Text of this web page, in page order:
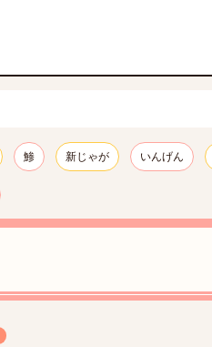
鯵 新じゃが いんげん